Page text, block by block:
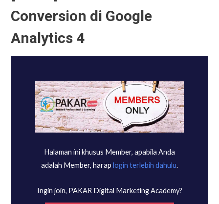
Conversion di Google
Analytics 4
Halaman ini khusus Member, apabila Anda
adalah Member, harap login terlebih dahulu.
Ingin join, PAKAR Digital Marketing Academy?